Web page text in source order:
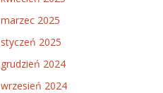
marzec 2025
styczeń 2025
grudzień 2024
wrzesień 2024